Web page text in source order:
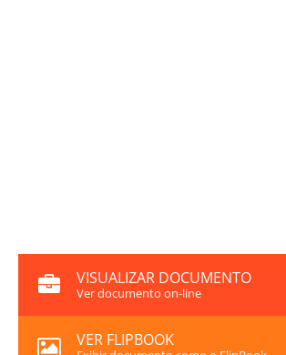
VISUALIZAR DOCUMENTO
Ver documento on-line
VER FLIPBOOK